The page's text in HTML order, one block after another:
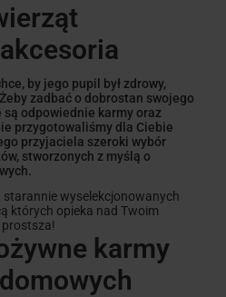
by jego pupil był zdrowy,
zadbać o dobrostan swojego
odpowiednie karmy oraz
przygotowaliśmy dla Ciebie
przyjaciela szeroki wybór
stworzonych z myślą o
wyselekcjonowanych
których opieka nad Twoim
prostsza!
karmy